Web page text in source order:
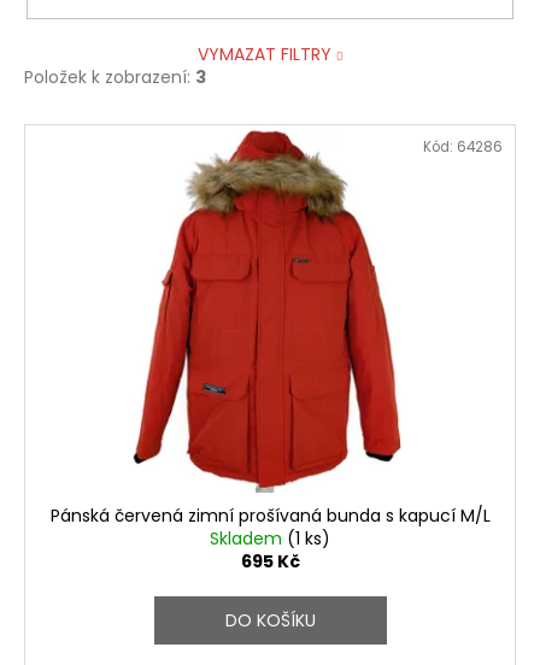
VYMAZAT FILTRY
Položek k zobrazení: 3
V
Pánská červená zimní prošívaná bunda s kapucí M/L
Skladem (1 ks)
695 Kč
DO KOŠÍKU
Kód: 64286